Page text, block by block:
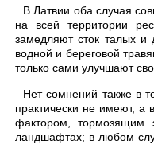
В Латвии оба случая
на всей территории
замедляют сток талых и
водной и береговой
только сами улучшают
Нет сомнений также в
практически не имеют,
фактором, тормозящим
ландшафтах; в любом